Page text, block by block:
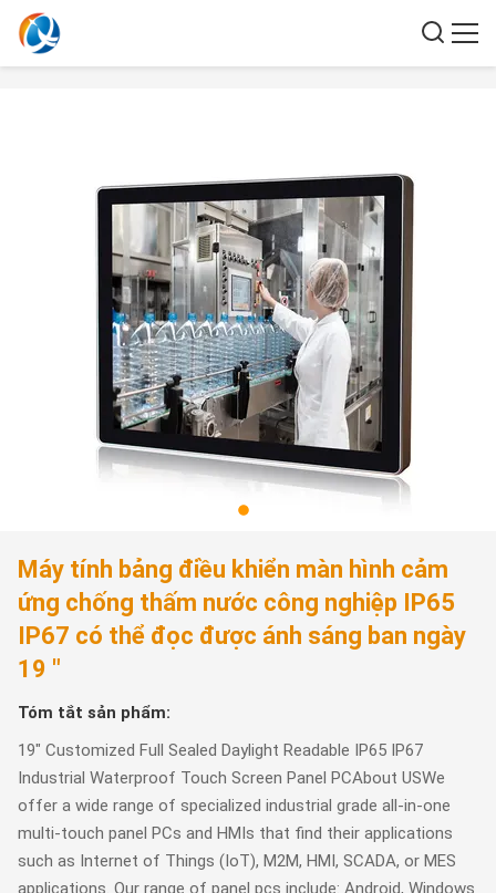
Máy tính bảng điều khiển màn hình cảm
ứng chống thấm nước công nghiệp IP65
IP67 có thể đọc được ánh sáng ban ngày
19 "
Tóm tắt sản phẩm:
19" Customized Full Sealed Daylight Readable IP65 IP67
Industrial Waterproof Touch Screen Panel PCAbout USWe
offer a wide range of specialized industrial grade all-in-one
multi-touch panel PCs and HMIs that find their applications
such as Internet of Things (IoT), M2M, HMI, SCADA, or MES
applications. Our range of panel pcs include: Android, Windows